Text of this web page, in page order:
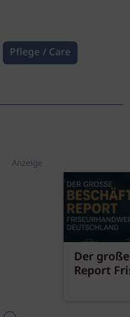
Pflege / Care
Anzeige
Der
Report